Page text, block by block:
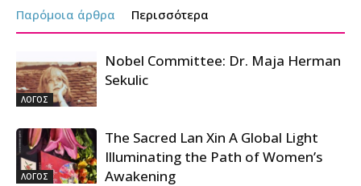
Παρόμοια άρθρα Περισσότερα
ΛΟΓΟΣ
Nobel Committee: Dr. Maja Herman
Sekulic
ΛΟΓΟΣ
The Sacred Lan Xin A Global Light
Illuminating the Path of Women’s
Awakening